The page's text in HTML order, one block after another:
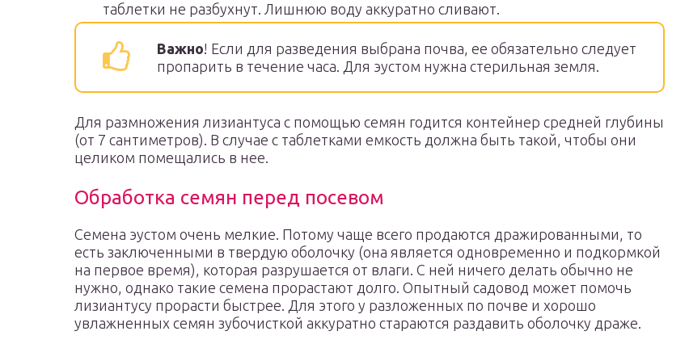
таблетки не разбухнут. Лишнюю воду аккуратно сливают.
Важно! Если для разведения выбрана почва, ее обязательно следует
пропарить в течение часа. Для эустом нужна стерильная земля.
Для размножения лизиантуса с помощью семян годится контейнер средней глубины
(от 7 сантиметров). В случае с таблетками емкость должна быть такой, чтобы они
целиком помещались в нее.
Обработка семян перед посевом
Семена эустом очень мелкие. Потому чаще всего продаются дражированными, то
есть заключенными в твердую оболочку (она является одновременно и подкормкой
на первое время), которая разрушается от влаги. С ней ничего делать обычно не
нужно, однако такие семена прорастают долго. Опытный садовод может помочь
лизиантусу прорасти быстрее. Для этого у разложенных по почве и хорошо
увлажненных семян зубочисткой аккуратно стараются раздавить оболочку драже.